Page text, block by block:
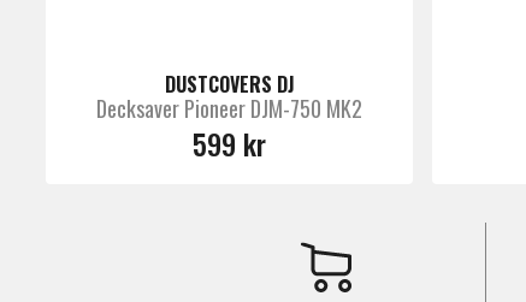
DUSTCOVERS DJ
Decksaver Pioneer DJM-750 MK2
599 kr